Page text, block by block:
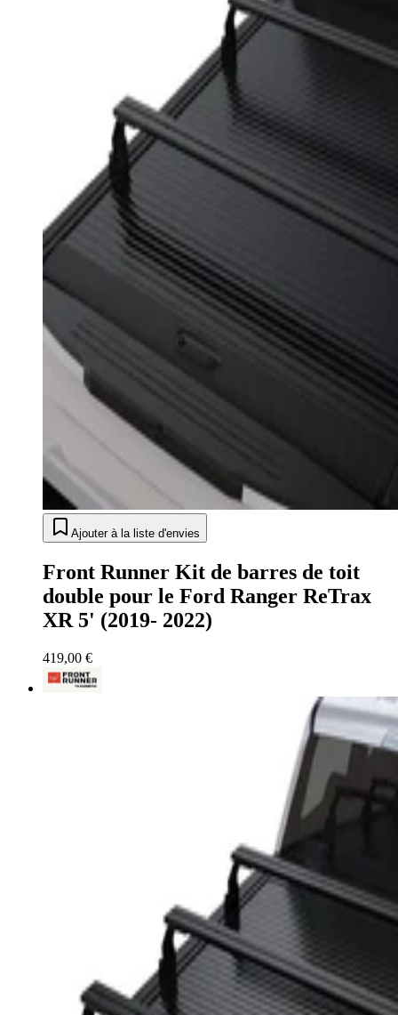
Ajouter à la liste d'envies
Front Runner Kit de barres de toit
double pour le Ford Ranger ReTrax
XR 5' (2019- 2022)
419,00 €